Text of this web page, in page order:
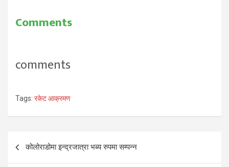
Comments
comments
Tags: रकेट आक्रमण
Post
navigation
कोलोराडोमा इन्द्रजात्रा भब्य रुपमा सम्पन्न